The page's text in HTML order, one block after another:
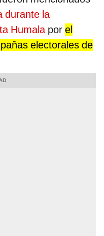
durante la
Humalapor el
electorales de